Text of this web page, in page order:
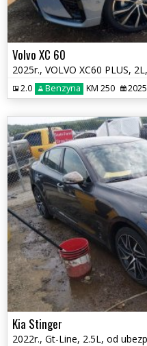
Volvo XC 60
2.0 Benzyna KM 250 2025
Kia Stinger